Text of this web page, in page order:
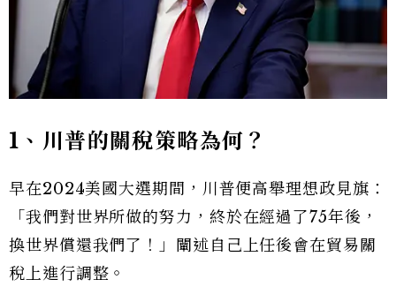
1、川普的關稅策略為何？
早在2024美國大選期間，川普便高舉理想政見旗：
「我們對世界所做的努力，終於在經過了75年後，
換世界償還我們了！」闡述自己上任後會在貿易關
稅上進行調整。